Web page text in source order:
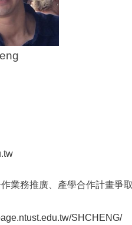
業務推廣、產學合作計畫爭
SHCHENG/